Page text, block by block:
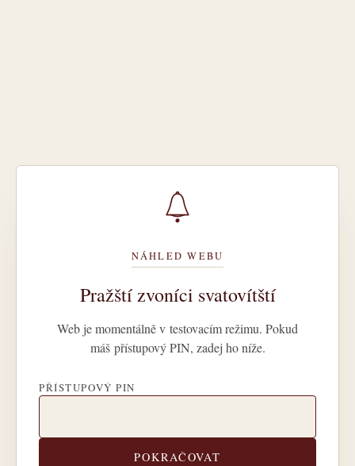
NÁHLED WEBU
Pražští zvoníci svatovítští
Web je momentálně v testovacím režimu. Pokud
máš přístupový PIN, zadej ho níže.
PŘÍSTUPOVÝ PIN
POKRAČOVAT